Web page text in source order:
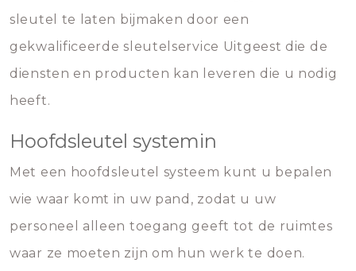
sleutel te laten bijmaken door een
gekwalificeerde sleutelservice Uitgeest die de
diensten en producten kan leveren die u nodig
heeft.
Hoofdsleutel systemin
Met een hoofdsleutel systeem kunt u bepalen
wie waar komt in uw pand, zodat u uw
personeel alleen toegang geeft tot de ruimtes
waar ze moeten zijn om hun werk te doen.